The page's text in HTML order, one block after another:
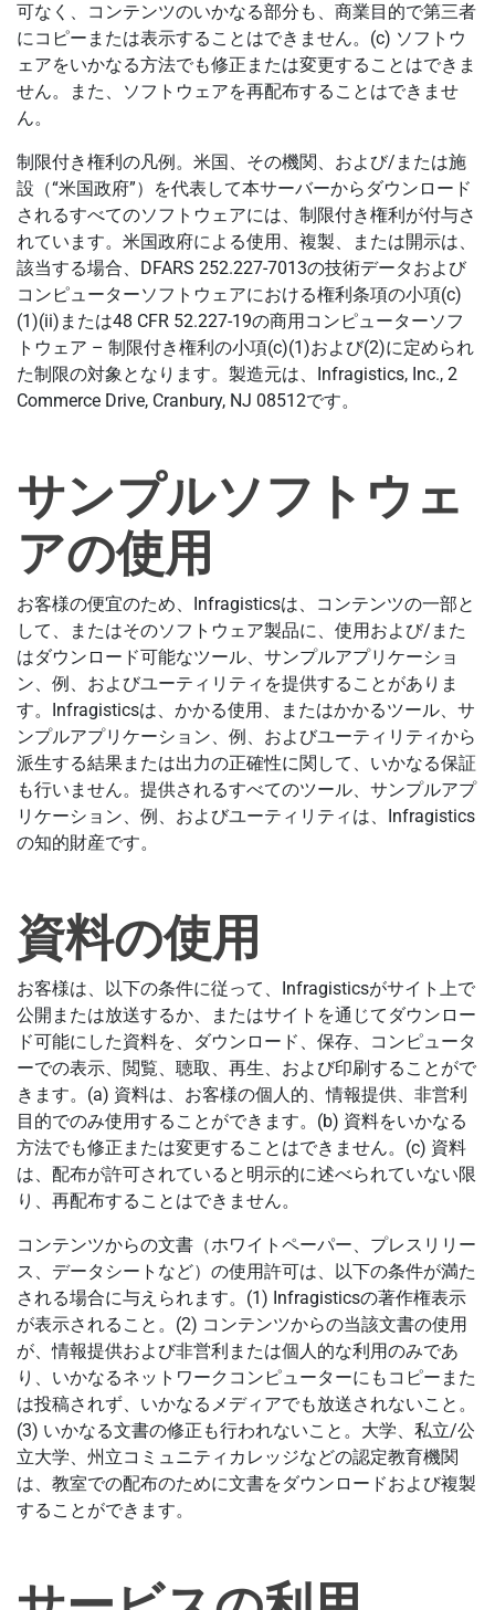
可なく、コンテンツのいかなる部分も、商業目的で第三者
にコピーまたは表示することはできません。(c) ソフトウ
ェアをいかなる方法でも修正または変更することはできま
せん。また、ソフトウェアを再配布することはできませ
ん。
制限付き権利の凡例。米国、その機関、および/または施
設（“米国政府”）を代表して本サーバーからダウンロード
されるすべてのソフトウェアには、制限付き権利が付与さ
れています。米国政府による使用、複製、または開示は、
該当する場合、DFARS 252.227-7013の技術データおよび
コンピューターソフトウェアにおける権利条項の小項(c)
(1)(ii)または48 CFR 52.227-19の商用コンピューターソフ
トウェア – 制限付き権利の小項(c)(1)および(2)に定められ
た制限の対象となります。製造元は、Infragistics, Inc., 2
Commerce Drive, Cranbury, NJ 08512です。
サンプルソフトウェ
アの使用
お客様の便宜のため、Infragisticsは、コンテンツの一部と
して、またはそのソフトウェア製品に、使用および/また
はダウンロード可能なツール、サンプルアプリケーショ
ン、例、およびユーティリティを提供することがありま
す。Infragisticsは、かかる使用、またはかかるツール、サ
ンプルアプリケーション、例、およびユーティリティから
派生する結果または出力の正確性に関して、いかなる保証
も行いません。提供されるすべてのツール、サンプルアプ
リケーション、例、およびユーティリティは、Infragistics
の知的財産です。
資料の使用
お客様は、以下の条件に従って、Infragisticsがサイト上で
公開または放送するか、またはサイトを通じてダウンロー
ド可能にした資料を、ダウンロード、保存、コンピュータ
ーでの表示、閲覧、聴取、再生、および印刷することがで
きます。(a) 資料は、お客様の個人的、情報提供、非営利
目的でのみ使用することができます。(b) 資料をいかなる
方法でも修正または変更することはできません。(c) 資料
は、配布が許可されていると明示的に述べられていない限
り、再配布することはできません。
コンテンツからの文書（ホワイトペーパー、プレスリリー
ス、データシートなど）の使用許可は、以下の条件が満た
される場合に与えられます。(1) Infragisticsの著作権表示
が表示されること。(2) コンテンツからの当該文書の使用
が、情報提供および非営利または個人的な利用のみであ
り、いかなるネットワークコンピューターにもコピーまた
は投稿されず、いかなるメディアでも放送されないこと。
(3) いかなる文書の修正も行われないこと。大学、私立/公
立大学、州立コミュニティカレッジなどの認定教育機関
は、教室での配布のために文書をダウンロードおよび複製
することができます。